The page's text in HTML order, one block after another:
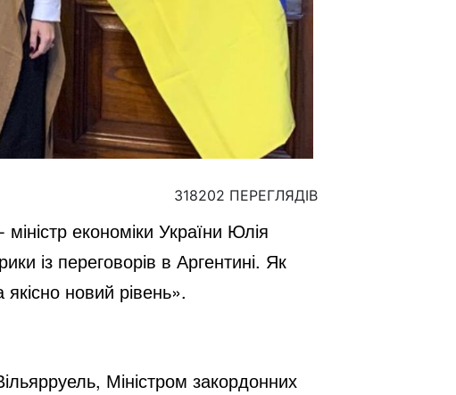
318202 ПЕРЕГЛЯДІВ
економіки України Юлія
із переговорів в Аргентині. Як
новий рівень».
Міністром закордонних